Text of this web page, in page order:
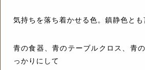
気持ちを落ち着かせる色。鎮静色とも
青の食器、青のテーブルクロス、青
っかりにして